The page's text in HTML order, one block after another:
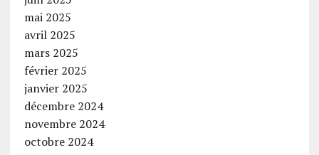
mai 2025
avril 2025
mars 2025
février 2025
janvier 2025
décembre 2024
novembre 2024
octobre 2024